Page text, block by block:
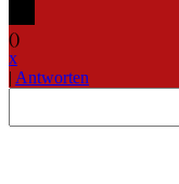
()
x
| Antworten